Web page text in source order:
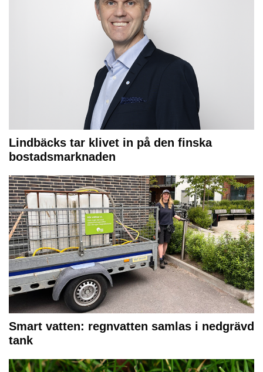
Lindbäcks tar klivet in på den finska
bostadsmarknaden
Smart vatten: regnvatten samlas i nedgrävd
tank